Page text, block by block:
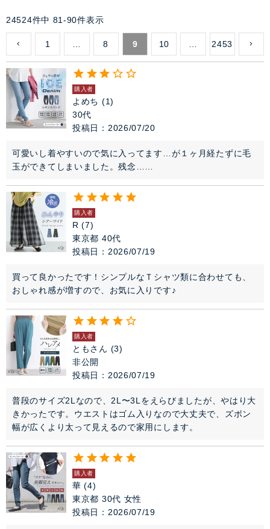
24524件中 81-90件表示
1 8 9 10 2453
購入者
よめち
1
30代
投稿日
2026/07/20
可愛いし着やすいので気に入ってます…が１ヶ月経たずに毛
玉ができてしまいました。残念……
購入者
R
7
東京都 40代
投稿日
2026/07/19
買って良かったです！シンプルなＴシャツ類に合わせても、
おしゃれ感が増すので、お気に入りです♪
購入者
ともさん
3
非公開
投稿日
2026/07/19
普段のサイズ2Lなので、2L〜3Lをえらびましたが、やはり大
きかったです。ウエストはゴム入りなので大丈夫で、ズボン
幅が広くより太って見えるので家用にします。
購入者
華
4
東京都 30代 女性
投稿日
2026/07/19